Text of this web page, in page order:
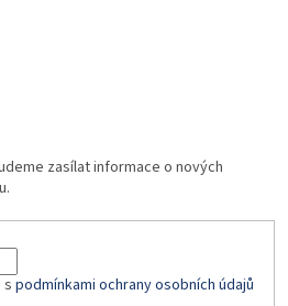
zasílat informace o nových
s podmínkami ochrany osobních údajů